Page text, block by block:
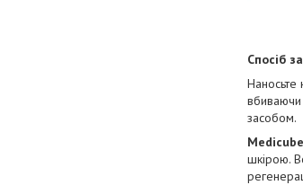
Спосіб
Наносьте
вбиваючи
засобом.
шкірою.